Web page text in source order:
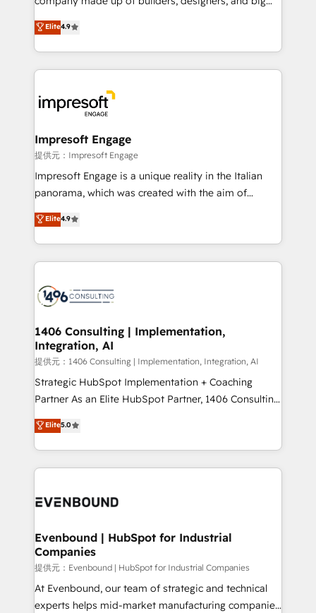
Platform Migration Excellence. • Top 3 Partner of the
Year LATAM 2022, 2023, 2024, 2025. • Partner of the
business with HubSpot? Let Cebra’s experts help
you grow faster, smarter, and with impact.
thinkers. We blend strategy, design, and
development—always fueled by curiosity—to turn
ideas, opportunities, and challenges into meaningful
experiences. To us, technology is more than just
and—most importantly—simple. That’s why we lean
into bold ideas and shape them into thoughtful
products and strategies that actually make a
difference.
Elite4.9
Impresoft Engage
提供元：Impresoft Engage
Impresoft Engage is a unique reality in the Italian
panorama, which was created with the aim of
putting Customer Experience at the center by
creating digital environments capable of integrating
people, processes and data. We offer the best
digital solutions on the market, ranging from CRM
marketing automation to online and offline sales
allowing companies to optimize processes and meet
the needs of the customer. We are part of Impresoft
Group, a group of specialized and complementary
companies that divide their offer into 4
Competence Centers: Smart Manufacturing,
The synergies generated by these integrations,
together with the combination of talents, skills,
to accompany companies on their digital
Elite4.9
1406 Consulting | Implementation,
Integration, AI
提供元：1406 Consulting | Implementation, Integration, AI
Strategic HubSpot Implementation + Coaching
Partner As an Elite HubSpot Partner, 1406 Consulting
helps mid-market revenue teams transform how
they sell, market, and serve. We don't just build your
HubSpot—we teach your team to own it, then stay
to help you keep winning. What We Do ⚙️ CRM
Data & Content 📈 Sales & Marketing Alignment +
Agent Creation 🔄 Custom Integrations & Data
Migration Why 1406 We become part of your team.
Your team learns while we build. We fix what others
broke. Built for mid-market reality—practical
solutions that work with your actual headcount and
Elite5.0
Evenbound | HubSpot for Industrial
Companies
提供元：Evenbound | HubSpot for Industrial Companies
At Evenbound, our team of strategic and technical
experts helps mid-market manufacturing companies